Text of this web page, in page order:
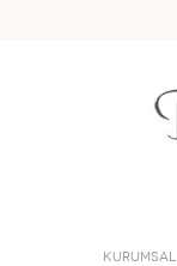
KURUMSAL